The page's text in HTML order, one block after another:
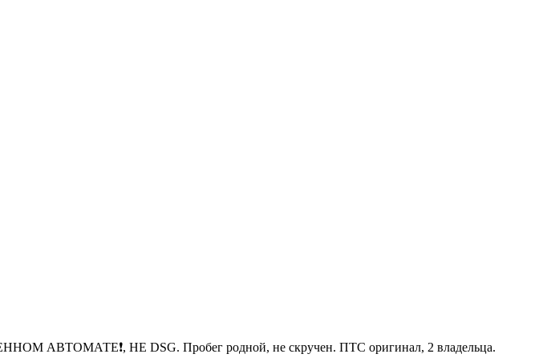
АВТОМАТЕ❗, НЕ DSG. Пробег родной, не скручен. ПТС оригинал, 2 владельца.